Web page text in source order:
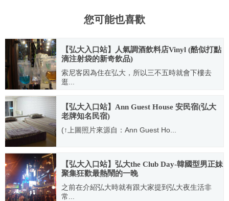
您可能也喜歡
【弘大入口站】人氣調酒飲料店Vinyl (酷似打點
滴注射袋的新奇飲品)
索尼客因為住在弘大，所以三不五時就會下樓去
逛...
2011.08.24
【弘大入口站】Ann Guest House 安民宿(弘大
老牌知名民宿)
(↑上圖照片來源自：Ann Guest Ho...
2012.04.15
【弘大入口站】弘大the Club Day-韓國型男正妹
聚集狂歡最熱鬧的一晚
之前在介紹弘大時就有跟大家提到弘大夜生活非
常...